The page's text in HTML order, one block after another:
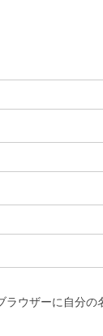
ウザーに自分の